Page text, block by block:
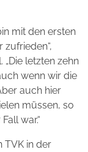
mit den ersten
letzten zehn
wenn wir die
auch hier
müssen, so
war.“
TVK in der